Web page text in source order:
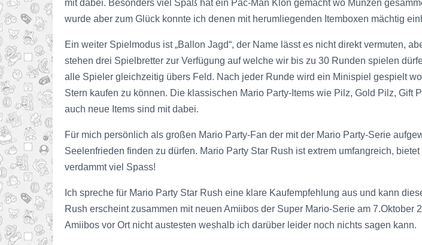
mit dabei. Besonders viel Spaß hat ein Pac-Man Klon gemacht wo Münzen
wurde aber zum Glück konnte ich denen mit herumliegenden Itemboxen mächtig
Ein weiter Spielmodus ist „Ballon Jagd“, der Name lässt es nicht direkt vermuten,
stehen drei Spielbretter zur Verfügung auf welche wir bis zu 30 Runden spielen
alle Spieler gleichzeitig übers Feld. Nach jeder Runde wird ein Minispiel gespielt
Stern kaufen zu können. Die klassischen Mario Party-Items wie Pilz, Gold Pilz,
auch neue Items sind mit dabei.
Für mich persönlich als großen Mario Party-Fan der mit der Mario Party-Serie
Seelenfrieden finden zu dürfen. Mario Party Star Rush ist extrem umfangreich,
verdammt viel Spass!
Ich spreche für Mario Party Star Rush eine klare Kaufempfehlung aus und kann
Rush erscheint zusammen mit neuen Amiibos der Super Mario-Serie am
Amiibos vor Ort nicht austesten weshalb ich darüber leider noch nichts sagen kann.